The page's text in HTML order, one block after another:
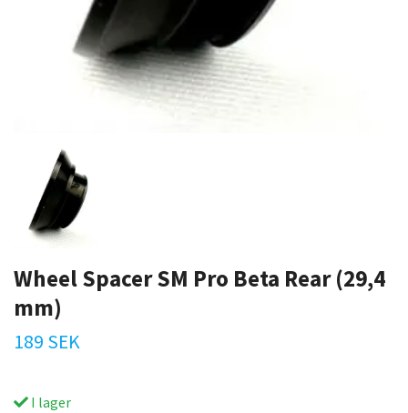
Wheel Spacer SM Pro Beta Rear (29,4
mm)
189 SEK
I lager